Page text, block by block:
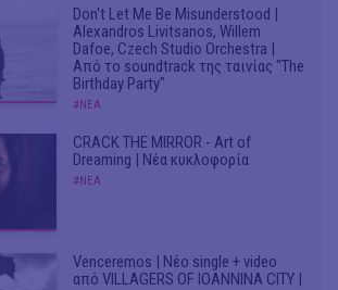
Don't Let Me Be Misunderstood |
Alexandros Livitsanos, Willem
Dafoe, Czech Studio Orchestra |
Από το soundtrack της ταινίας "The
Birthday Party"
#ΝΕΑ
CRACK THE MIRROR - Art of
Dreaming | Νέα κυκλοφορία
#ΝΕΑ
Venceremos | Νέο single + video
από VILLAGERS OF IOANNINA CITY |